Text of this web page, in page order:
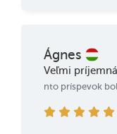
Ágnes
Veľmi
nto príspevok